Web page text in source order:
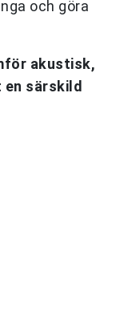
och göra
akustisk,
särskild